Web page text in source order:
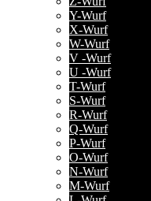
Y-Wurf
X-Wurf
W-Wurf
V -Wurf
U -Wurf
T-Wurf
S-Wurf
R-Wurf
Q-Wurf
P-Wurf
O-Wurf
N-Wurf
M-Wurf